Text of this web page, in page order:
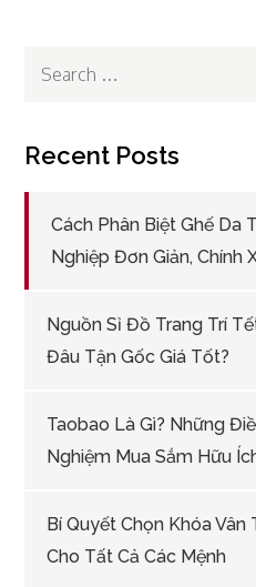
Search
Recent Posts
Cách Phân Biệt Ghế Da
Nghiệp Đơn Giản, Chính
Nguồn Sỉ Đồ Trang Trí
Đâu Tận Gốc Giá Tốt?
Taobao Là Gì? Những
Nghiệm Mua Sắm Hữu
Bí Quyết Chọn Khóa
Cho Tất Cả Các Mệnh